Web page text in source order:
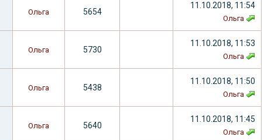
Ольга 5654
11.10.2018, 11:54
Ольга
Ольга 5730
11.10.2018, 11:53
Ольга
Ольга 5438
11.10.2018, 11:50
Ольга
Ольга 5640
11.10.2018, 11:45
Ольга